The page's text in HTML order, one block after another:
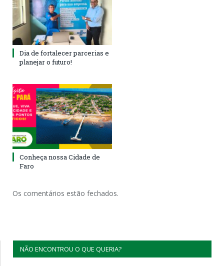
Dia de fortalecer parcerias e
planejar o futuro!
Conheça nossa Cidade de
Faro
Os comentários estão fechados.
NÃO ENCONTROU O QUE QUERIA?